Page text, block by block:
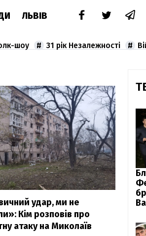
ЛЬВІВ
шоу 31 рік Незалежності
удар, ми не
Кім розповів про
атаку на Миколаїв